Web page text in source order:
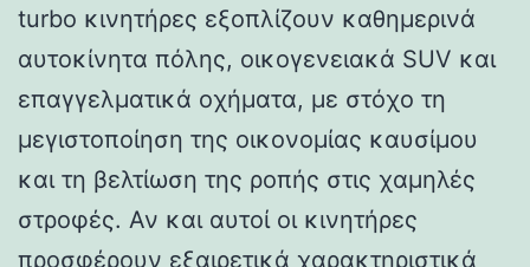
turbo κινητήρες εξοπλίζουν καθημερινά
αυτοκίνητα πόλης, οικογενειακά SUV και
επαγγελματικά οχήματα, με στόχο τη
μεγιστοποίηση της οικονομίας καυσίμου
και τη βελτίωση της ροπής στις χαμηλές
στροφές. Αν και αυτοί οι κινητήρες
προσφέρουν εξαιρετικά χαρακτηριστικά